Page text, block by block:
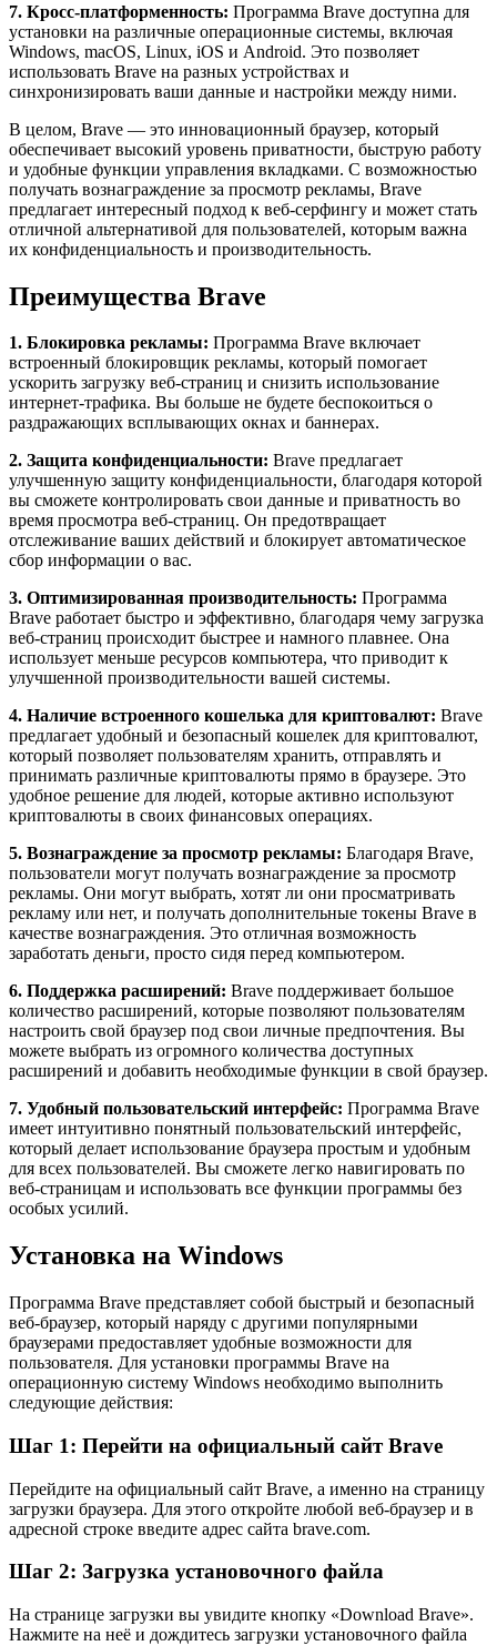
7. Кросс-платформенность: Программа Brave доступна для
установки на различные операционные системы, включая
Windows, macOS, Linux, iOS и Android. Это позволяет
использовать Brave на разных устройствах и
синхронизировать ваши данные и настройки между ними.
В целом, Brave — это инновационный браузер, который
обеспечивает высокий уровень приватности, быструю работу
и удобные функции управления вкладками. С возможностью
получать вознаграждение за просмотр рекламы, Brave
предлагает интересный подход к веб-серфингу и может стать
отличной альтернативой для пользователей, которым важна
их конфиденциальность и производительность.
Преимущества Brave
1. Блокировка рекламы: Программа Brave включает
встроенный блокировщик рекламы, который помогает
ускорить загрузку веб-страниц и снизить использование
интернет-трафика. Вы больше не будете беспокоиться о
раздражающих всплывающих окнах и баннерах.
2. Защита конфиденциальности: Brave предлагает
улучшенную защиту конфиденциальности, благодаря которой
вы сможете контролировать свои данные и приватность во
время просмотра веб-страниц. Он предотвращает
отслеживание ваших действий и блокирует автоматическое
сбор информации о вас.
3. Оптимизированная производительность: Программа
Brave работает быстро и эффективно, благодаря чему загрузка
веб-страниц происходит быстрее и намного плавнее. Она
использует меньше ресурсов компьютера, что приводит к
улучшенной производительности вашей системы.
4. Наличие встроенного кошелька для криптовалют: Brave
предлагает удобный и безопасный кошелек для криптовалют,
который позволяет пользователям хранить, отправлять и
принимать различные криптовалюты прямо в браузере. Это
удобное решение для людей, которые активно используют
криптовалюты в своих финансовых операциях.
5. Вознаграждение за просмотр рекламы: Благодаря Brave,
пользователи могут получать вознаграждение за просмотр
рекламы. Они могут выбрать, хотят ли они просматривать
рекламу или нет, и получать дополнительные токены Brave в
качестве вознаграждения. Это отличная возможность
заработать деньги, просто сидя перед компьютером.
6. Поддержка расширений: Brave поддерживает большое
количество расширений, которые позволяют пользователям
настроить свой браузер под свои личные предпочтения. Вы
можете выбрать из огромного количества доступных
расширений и добавить необходимые функции в свой браузер.
7. Удобный пользовательский интерфейс: Программа Brave
имеет интуитивно понятный пользовательский интерфейс,
который делает использование браузера простым и удобным
для всех пользователей. Вы сможете легко навигировать по
веб-страницам и использовать все функции программы без
особых усилий.
Установка на Windows
Программа Brave представляет собой быстрый и безопасный
веб-браузер, который наряду с другими популярными
браузерами предоставляет удобные возможности для
пользователя. Для установки программы Brave на
операционную систему Windows необходимо выполнить
следующие действия:
Шаг 1: Перейти на официальный сайт Brave
Перейдите на официальный сайт Brave, а именно на страницу
загрузки браузера. Для этого откройте любой веб-браузер и в
адресной строке введите адрес сайта brave.com.
Шаг 2: Загрузка установочного файла
На странице загрузки вы увидите кнопку «Download Brave».
Нажмите на неё и дождитесь загрузки установочного файла